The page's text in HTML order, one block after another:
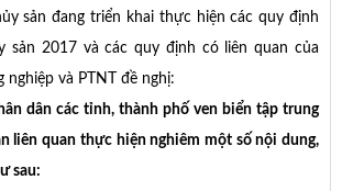
sản đang triển khai thực hiện các quy định
sản 2017 và các quy định có liên quan của
nghiệp và PTNT đề nghị:
dân các tỉnh, thành phố ven biển tập trung
liên quan thực hiện nghiêm một số nội dung,
sau: